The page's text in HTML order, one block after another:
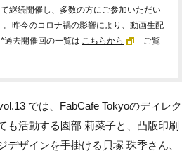
継続開催し、多数の方にご参加いただい
昨今のコロナ禍の影響により、動画生配
過去開催回の一覧は こちらから
ご覧
では、FabCafe Tokyoのディレク
も活動する園部 莉菜子と、凸版印刷
デザインを手掛ける貝塚 珠季さん、